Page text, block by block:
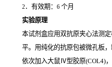
2．有效期： 6 个月
实验原理
本试剂盒应用双抗原夹心法测
平。用纯化的抗原包被微孔板
依次加入大鼠Ⅳ型胶原(COL4)